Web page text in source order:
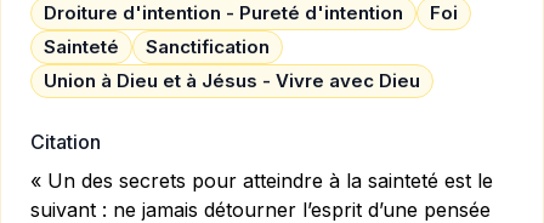
Droiture d'intention - Pureté d'intention
Foi
Sainteté
Sanctification
Union à Dieu et à Jésus - Vivre avec Dieu
Citation
« Un des secrets pour atteindre à la sainteté est le
suivant : ne jamais détourner l’esprit d’une pensée